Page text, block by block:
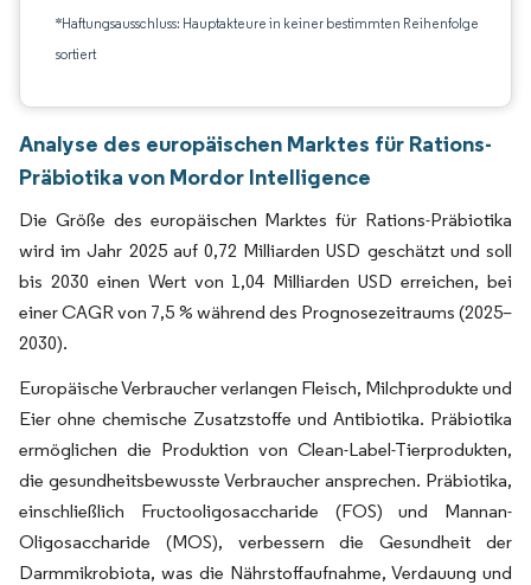
*Haftungsausschluss: Hauptakteure in keiner bestimmten Reihenfolge
sortiert
Analyse des europäischen Marktes für Rations-
Präbiotika von Mordor Intelligence
Die Größe des europäischen Marktes für Rations-Präbiotika
wird im Jahr 2025 auf 0,72 Milliarden USD geschätzt und soll
bis 2030 einen Wert von 1,04 Milliarden USD erreichen, bei
einer CAGR von 7,5 % während des Prognosezeitraums (2025–
2030).
Europäische Verbraucher verlangen Fleisch, Milchprodukte und
Eier ohne chemische Zusatzstoffe und Antibiotika. Präbiotika
ermöglichen die Produktion von Clean-Label-Tierprodukten,
die gesundheitsbewusste Verbraucher ansprechen. Präbiotika,
einschließlich Fructooligosaccharide (FOS) und Mannan-
Oligosaccharide (MOS), verbessern die Gesundheit der
Darmmikrobiota, was die Nährstoffaufnahme, Verdauung und